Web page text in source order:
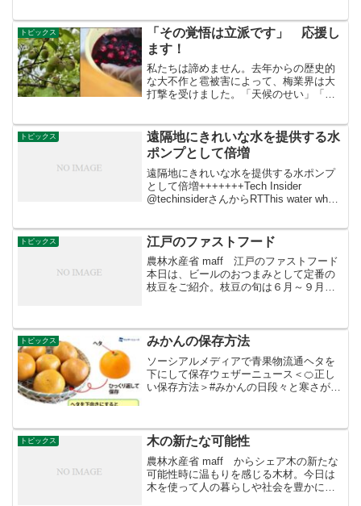
のため各地に様々な...
トピックス
「その覚悟は立派です」 応援し
ます！
私たちは諦めません。去年からの歴史的
な大不作と雹被害によって、梅業界は大
打撃を受けました。「天候のせい」「外
1000年先に繋ぐと決めたんです。
トピックス
遠隔地にきれいな水を提供する水
ポンプとして倍増
遠隔地にきれいな水を提供する水ポンプ
として倍増+++++++Tech Insider
@techinsiderさんからRTThis water wheel
トピックス 江戸のファストフード
農林水産省 maff 江戸のファストフード
本日は、ビールのおつまみとして定番の
枝豆をご紹介。枝豆の旬は６月～９月頃
などに自家用に植えられていたことか
ら、あぜ豆と呼ばれて...
トピックス みかんの保存方法
ソーシアルメディアで青果物流通ヘタを
下にして保存ウェザーニュース＜🍊正し
い保存方法＞#みかんの日段々と寒さが厳
タを下にして保存するこ...
トピックス 木の新たな可能性
農林水産省 maff からシェア木の新たな
可能性時に温もりを感じる木材。今日は
木を使って人の暮らしや社会を豊かにし